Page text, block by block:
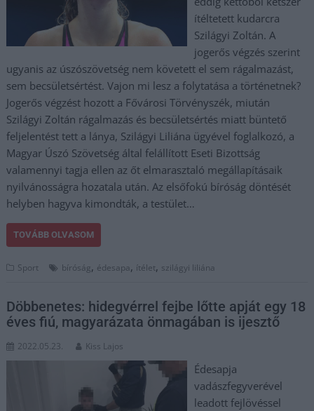
ítéltetett kudarcra
Szilágyi Zoltán. A
jogerős végzés szerint
ugyanis az úszószövetség nem követett el sem rágalmazást,
sem becsületsértést. Vajon mi lesz a folytatása a történetnek?
Jogerős végzést hozott a Fővárosi Törvényszék, miután
Szilágyi Zoltán rágalmazás és becsületsértés miatt büntető
feljelentést tett a lánya, Szilágyi Liliána ügyével foglalkozó, a
Magyar Úszó Szövetség által felállított Eseti Bizottság
valamennyi tagja ellen az őt elmarasztaló megállapításaik
nyilvánosságra hozatala után. Az elsőfokú bíróság döntését
helyben hagyva kimondták, a testület…
TOVÁBB OLVASOM
Sport bíróság, édesapa, ítélet, szilágyi liliána
Döbbenetes: hidegvérrel fejbe lőtte apját egy 18
éves fiú, magyarázata önmagában is ijesztő
2022.05.23. Kiss Lajos
Édesapja
vadászfegyverével
leadott fejlövéssel